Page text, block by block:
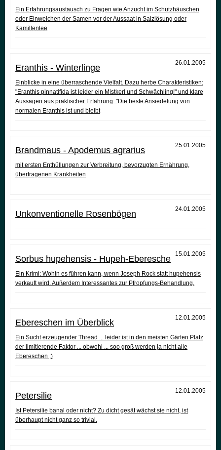
Ein Erfahrungsaustausch zu Fragen wie Anzucht im Schutzhäuschen
oder Einweichen der Samen vor der Aussaat in Salzlösung oder
Kamillentee
26.01.2005
Eranthis - Winterlinge
Einblicke in eine überraschende Vielfalt. Dazu herbe Charakteristiken:
"Eranthis pinnatifida ist leider ein Mistkerl und Schwächling!" und klare
Aussagen aus praktischer Erfahrung: "Die beste Ansiedelung von
normalen Eranthis ist und bleibt
25.01.2005
Brandmaus - Apodemus agrarius
mit ersten Enthüllungen zur Verbreitung, bevorzugten Ernährung,
übertragenen Krankheiten
24.01.2005
Unkonventionelle Rosenbögen
15.01.2005
Sorbus hupehensis - Hupeh-Eberesche
Ein Krimi: Wohin es führen kann, wenn Joseph Rock statt hupehensis
verkauft wird. Außerdem Interessantes zur Pfropfungs-Behandlung.
12.01.2005
Ebereschen im Überblick
Ein Sucht erzeugender Thread ... leider ist in den meisten Gärten Platz
der limitierende Faktor ... obwohl ... soo groß werden ja nicht alle
Ebereschen ;)
12.01.2005
Petersilie
Ist Petersilie banal oder nicht? Zu dicht gesät wächst sie nicht, ist
überhaupt nicht ganz so trivial.